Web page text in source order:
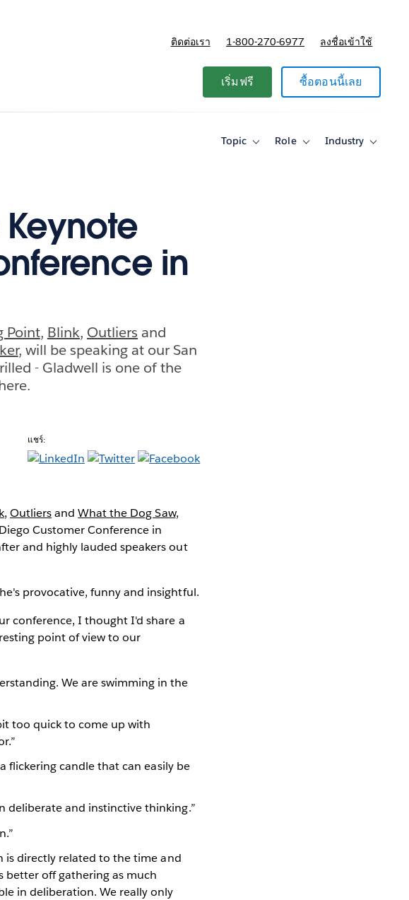
ติดต่อเรา 1-800-270-6977 ลงชื่อเข้าใช้
เริ่มฟรี ซื้อตอนนี้เลย
Topic
ToggleRole
ToggleIndustry
Toggle
in
Point, Blink, Outliers and
, will be speaking at our San
- Gladwell is one of the
แชร์:
, OutliersandWhat the Dog Saw,
Customer Conference in
and highly lauded speakers out
provocative, funny and insightful.
conference, I thought I'd share a
point of view to our
We are swimming in the
too quick to come up with
flickering candle that can easily be
deliberate and instinctive thinking.”
is directly related to the time and
better off gathering as much
in deliberation. We really only